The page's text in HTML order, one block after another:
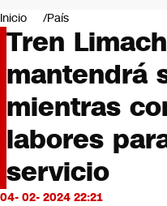
Negocios
Deportes
Programas completos
Cultura
Servicios
Bits
CNN tiempo
Futuro 360
Opinión
Inicio País
Tren
mantendrá
mientras
labores
servicio
04- 02- 2024 22:21